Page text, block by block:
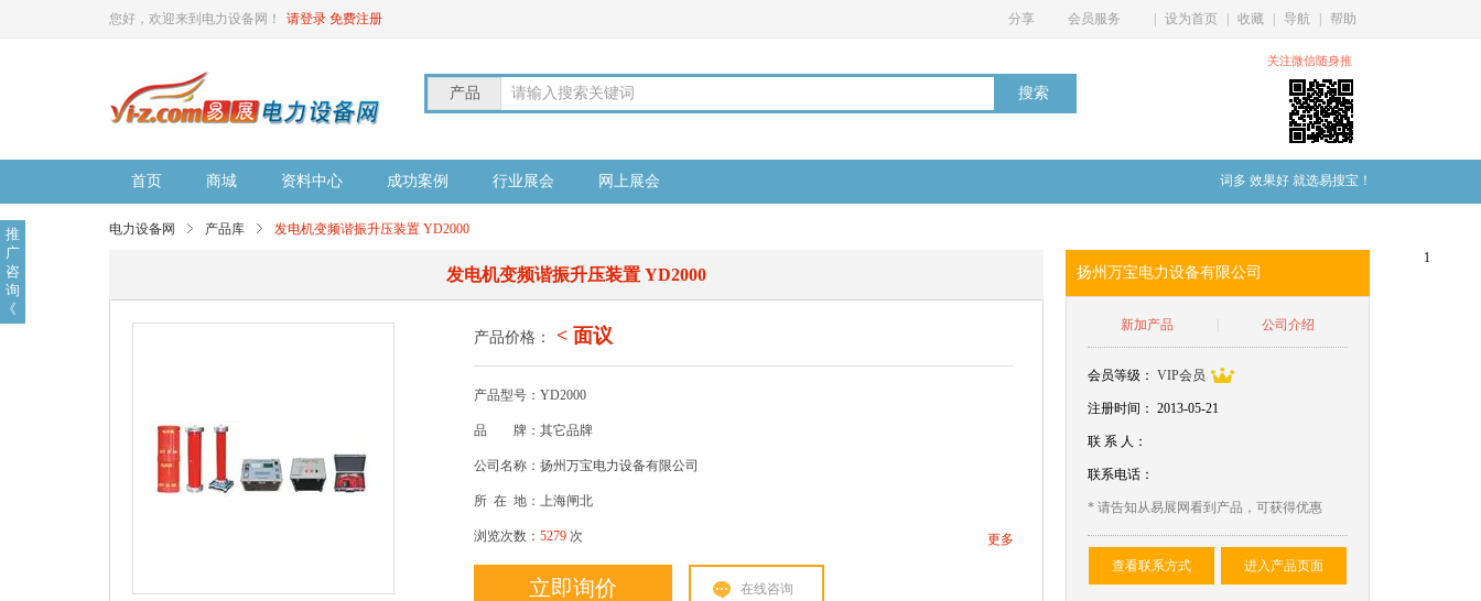
您好，欢迎来到电力设备网！ 请登录 免费注册 分享 会员服务 设为首页 收藏 导航 帮助
产品 请输入搜索关键词
关注微信随身推
首页 商城 资料中心 成功案例 行业展会 网上展会 词多 效果好 就选易搜宝！
电力设备网 产品库 发电机变频谐振升压装置 YD2000
发电机变频谐振升压装置 YD2000
产品价格： < 面议
产品型号：YD2000
品 牌：其它品牌
公司名称：扬州万宝电力设备有限公司
所 在 地：上海闸北
浏览次数： 5279 次 更多
立即询价 在线咨询
扬州万宝电力设备有限公司
新加产品 公司介绍
会员等级：VIP会员
注册时间： 2013-05-21
联 系 人：
联系电话：
* 请告知从易展网看到产品，可获得优惠
查看联系方式 进入产品页面
推
广
咨
询
《
1